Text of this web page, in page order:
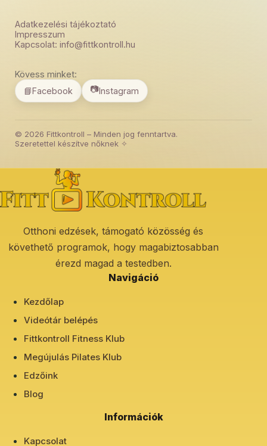
Adatkezelési tájékoztató
Impresszum
Kapcsolat: info@fittkontroll.hu
Kövess minket:
📘Facebook 📷Instagram
© 2026 Fittkontroll – Minden jog fenntartva.
Szeretettel készítve nőknek ✧
Otthoni edzések, támogató közösség és
követhető programok, hogy magabiztosabban
érezd magad a testedben.
Navigáció
Kezdőlap
Videótár belépés
Fittkontroll Fitness Klub
Megújulás Pilates Klub
Edzőink
Blog
Információk
Kapcsolat